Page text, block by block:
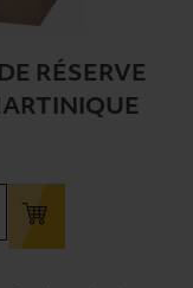
RÉSERVE